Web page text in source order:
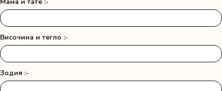
Височина и тегло :-
Зодия :-